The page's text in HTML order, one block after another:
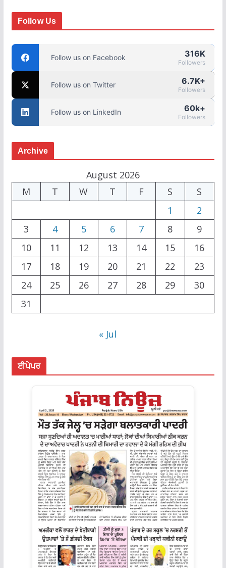
Follow Us
Follow us on Facebook 316K
Followers
Follow us on Twitter 6.7K+
Followers
Follow us on LinkedIn 60k+
Followers
Archive
August 2026
M
T W T F S
S
1
2
3
4 5 6 7 8
9
10
11 12 13 14 15
16
17
18 19 20 21 22
23
24
25 26 27 28 29
30
31
« Jul
ਈਪੇਪਰ